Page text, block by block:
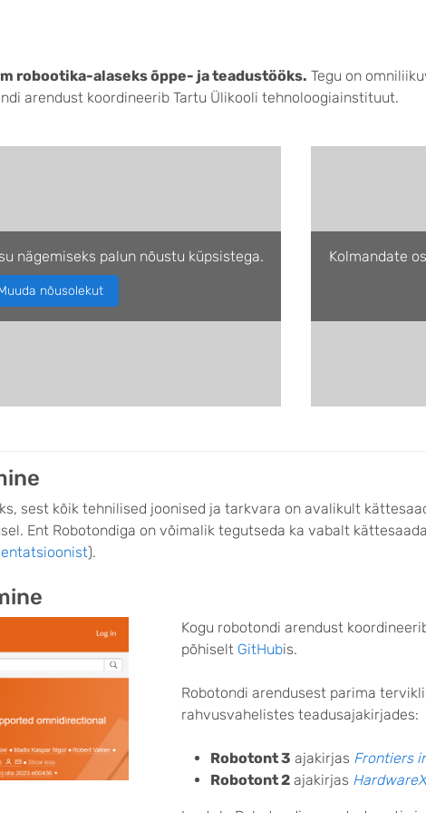
robootika-alaseks õppe- ja teadustööks. Tegu on
arendust koordineerib Tartu Ülikooli tehnoloogiainstituut.
nägemiseks palun nõustu küpsistega.
nõusolekut
Kolmandate
sest kõik tehnilised joonised ja tarkvara on avalikult
Ent Robotondiga on võimalik tegutseda ka vabalt
).
Kogu robotondi arendust
põhiselt GitHubis.
Robotondi arendusest parima
rahvusvahelistes teadusajakirjades:
Robotont 3 ajakirjas Frontiers
Robotont 2 ajakirjas